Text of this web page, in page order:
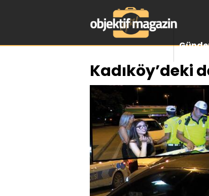
Kadıköy’deki